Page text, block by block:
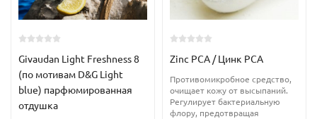
Растительные воски и парафин используется до 10%
Ароматичекие саше и благовония до 50%
Лосьоны и парфюмерия до 4%
Givaudan Light Freshness 8
(по мотивам D&G Light
blue) парфюмированная
отдушка
Zinc PCA / Цинк PCA
Противомикробное средство,
очищает кожу от высыпаний.
Регулирует бактериальную
флору, предотвращая